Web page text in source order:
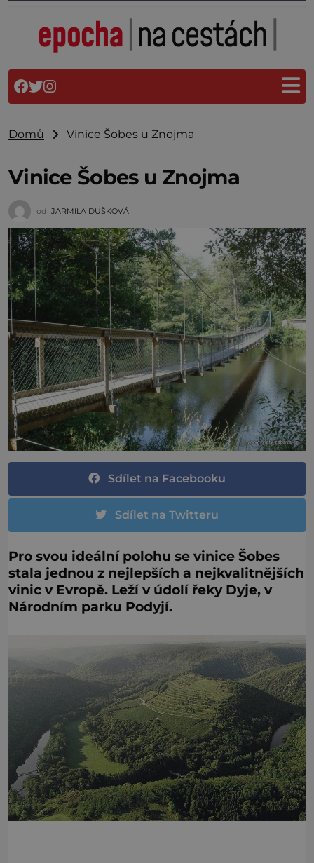
Domů Vinice Šobes u Znojma
Vinice Šobes u Znojma
od JARMILA DUŠKOVÁ
Sdílet na Facebooku
Sdílet na Twitteru
Pro svou ideální polohu se vinice Šobes
stala jednou z nejlepších a nejkvalitnějších
vinic v Evropě. Leží v údolí řeky Dyje, v
Národním parku Podyjí.